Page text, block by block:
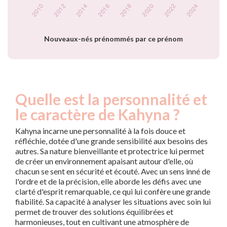
Nouveaux-nés prénommés par ce prénom
Popularité du
Quelle est la personnalité et
le caractère de Kahyna ?
Kahyna incarne une personnalité à la fois douce et
réfléchie, dotée d'une grande sensibilité aux besoins des
autres. Sa nature bienveillante et protectrice lui permet
de créer un environnement apaisant autour d'elle, où
chacun se sent en sécurité et écouté. Avec un sens inné de
l'ordre et de la précision, elle aborde les défis avec une
clarté d'esprit remarquable, ce qui lui confère une grande
fiabilité. Sa capacité à analyser les situations avec soin lui
permet de trouver des solutions équilibrées et
harmonieuses, tout en cultivant une atmosphère de